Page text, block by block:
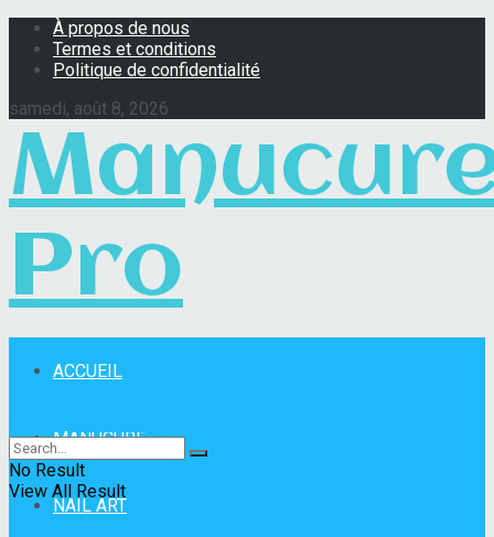
À propos de nous
Termes et conditions
Politique de confidentialité
samedi, août 8, 2026
Pro
ACCUEIL
MANUCURE
NAIL ART
No Result
View All Result